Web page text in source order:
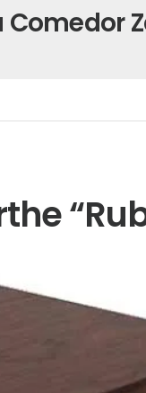
Comedor